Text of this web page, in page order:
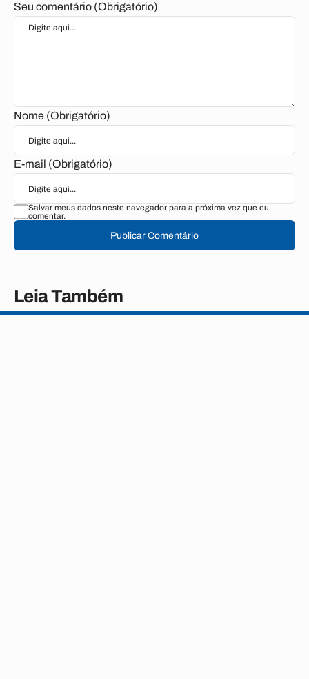
Seu comentário (Obrigatório)
Nome (Obrigatório)
E-mail (Obrigatório)
Salvar meus dados neste navegador para a próxima vez que eu
comentar.
Publicar Comentário
Leia Também